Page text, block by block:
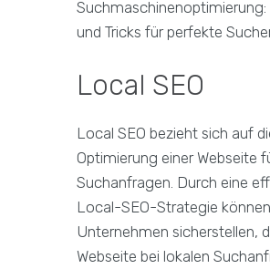
Local SEO
Local SEO bezieht sich auf
Optimierung einer Webseite
Suchanfragen. Durch eine
Local-SEO-Strategie können
Unternehmen sicherstellen,
Webseite bei lokalen